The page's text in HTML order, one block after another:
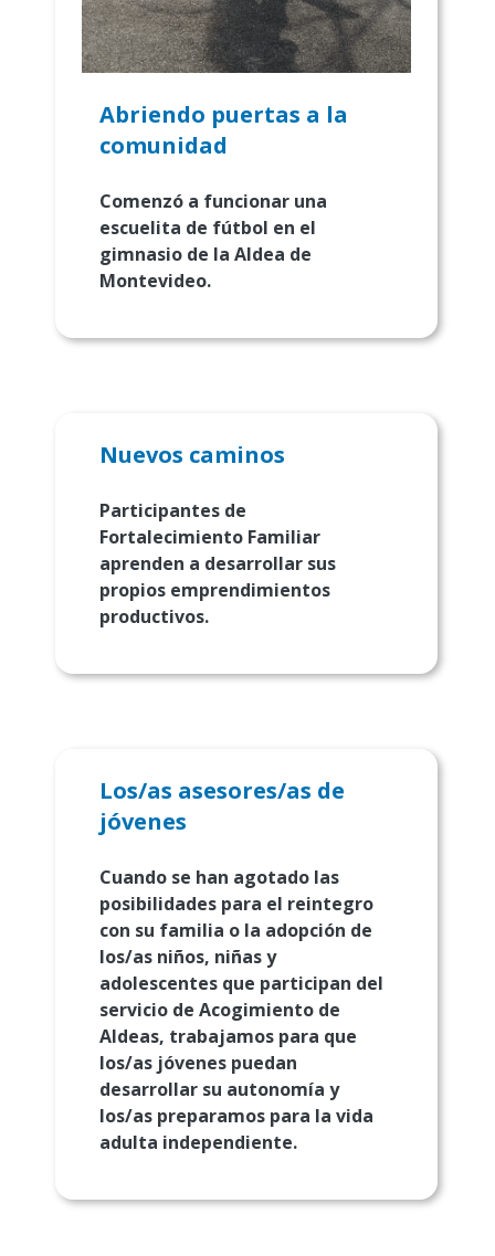
Abriendo puertas a la
comunidad
Comenzó a funcionar una
escuelita de fútbol en el
gimnasio de la Aldea de
Montevideo.
Nuevos caminos
Participantes de
Fortalecimiento Familiar
aprenden a desarrollar sus
propios emprendimientos
productivos.
Los/as asesores/as de
jóvenes
Cuando se han agotado las
posibilidades para el reintegro
con su familia o la adopción de
los/as niños, niñas y
adolescentes que participan del
servicio de Acogimiento de
Aldeas, trabajamos para que
los/as jóvenes puedan
desarrollar su autonomía y
los/as preparamos para la vida
adulta independiente.